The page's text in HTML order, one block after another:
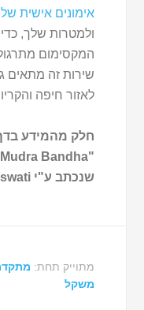
אימונים אישית של
ולמטרות שלך,
המקסימום
שירות זה מתאים
לאזור חיפה
חלק מהמידע
שנכתב ע"י Swami Satyananda Saraswati.
מתוייק תחת:
משקל